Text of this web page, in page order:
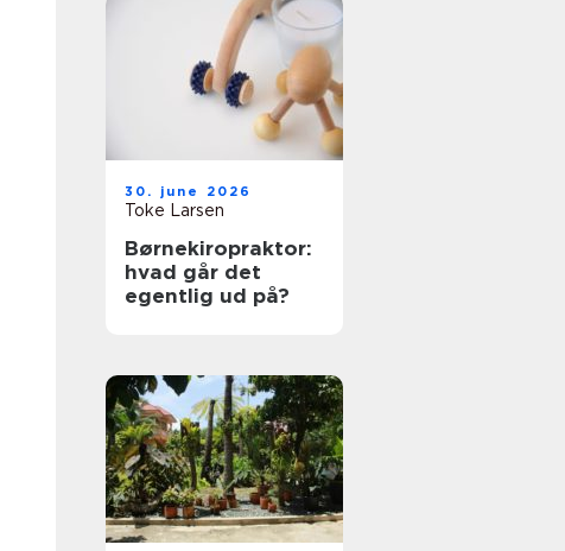
30. june 2026
Toke Larsen
Børnekiropraktor:
hvad går det
egentlig ud på?